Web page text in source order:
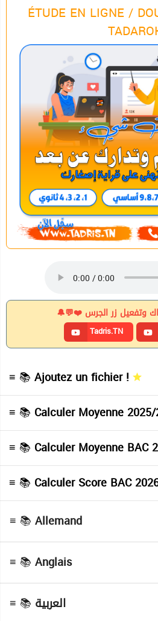
ÉTUDE EN LIGNE /
وتفعيل زر الجرس ❤️💬🔔
Tadris.TN
≡ 📚 Ajoutez un fichier !
≡ 📚 Calculer Moyenne
≡ 📚 Calculer Moyenne BAC
≡ 📚 Calculer Score BAC
≡ 📚 Allemand
Devoirs( Allemand )
≡ 📚 Anglais
Cours( Anglais )
Devoirs( Anglais )
≡ 📚 العربية
Cours
( العربية )
Devoirs